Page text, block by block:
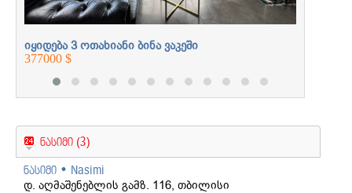
იყიდება 3 ოთახიანი ბინა ვაკეში
377000 $
ნასიმი (3)
ნასიმი • Nasimi
დ. აღმაშენებლის გამზ. 116, თბილისი